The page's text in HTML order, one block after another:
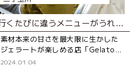
行くたびに違うメニューがうれしい！全種類食べたくなる上質ジェラート
素材本来の甘さを最大限に生かした
ジェラートが楽しめる店「Gelato
９．（ジェラートナイン）」。 フレ
2024.01.04